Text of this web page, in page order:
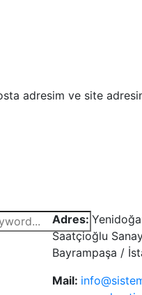
adresim ve site
Adres:
Saatçioğlu
Bayrampaşa /
Mail: